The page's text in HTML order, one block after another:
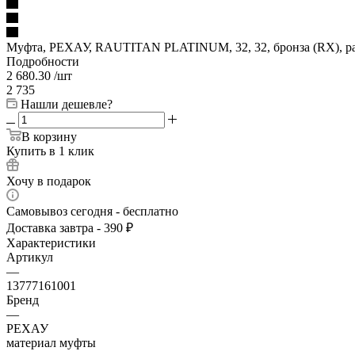
Муфта, РЕХАУ, RAUTITAN PLATINUM, 32, 32, бронза (RX),
Подробности
2 680.30 /шт
2 735
Нашли дешевле?
В корзину
Купить в 1 клик
Хочу в подарок
Самовывоз сегодня - бесплатно
Доставка завтра - 390 ₽
Характеристики
Артикул
—
13777161001
Бренд
—
РЕХАУ
материал муфты